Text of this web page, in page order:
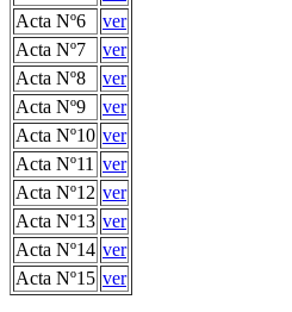
Acta Nº6
ver
Acta Nº7
ver
Acta Nº8
ver
Acta Nº9
ver
Acta Nº10 ver
Acta Nº11 ver
Acta Nº12 ver
Acta Nº13 ver
Acta Nº14 ver
Acta Nº15 ver